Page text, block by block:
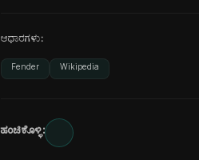
ಆಧಾರಗಳು:
Fender Wikipedia
ಹಂಚಿಕೊಳ್ಳಿ: